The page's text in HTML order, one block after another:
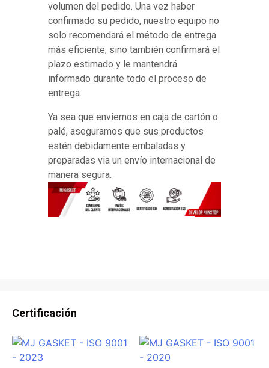
volumen del pedido. Una vez haber
confirmado su pedido, nuestro equipo no
solo recomendará el método de entrega
más eficiente, sino también confirmará el
plazo estimado y le mantendrá
informado durante todo el proceso de
entrega.
Ya sea que enviemos en caja de cartón o
palé, aseguramos que sus productos
estén debidamente embaladas y
preparadas via un envío internacional de
manera segura.
Certificación